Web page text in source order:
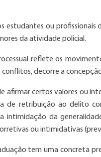
estudantes ou profissionais
da atividade policial.
reflete os
decorre a
afirmar certos valores ou
de retribuição ao delito
da
ou intimidativas
tem uma concreta